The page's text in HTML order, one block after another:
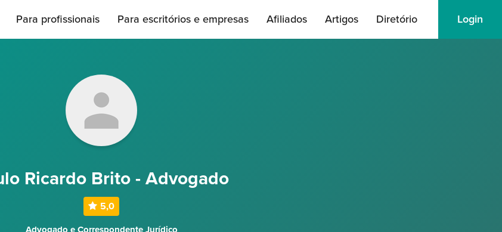
Para profissionais Para escritórios e empresas Afiliados Artigos Diretório Login
Ricardo Brito - Advogado
5,0
Advogado e Correspondente Jurídico